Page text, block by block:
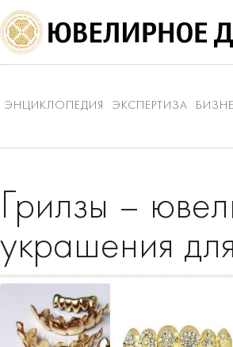
ЭНЦИКЛОПЕДИЯ ЭКСПЕРТИЗА
Грилзы –
украшения